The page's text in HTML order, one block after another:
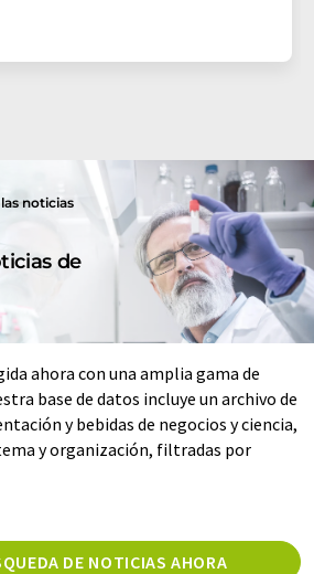
noticias
de
ahora con una amplia gama de
base de datos incluye un archivo de
y bebidas de negocios y ciencia,
y organización, filtradas por
DE NOTICIAS AHORA